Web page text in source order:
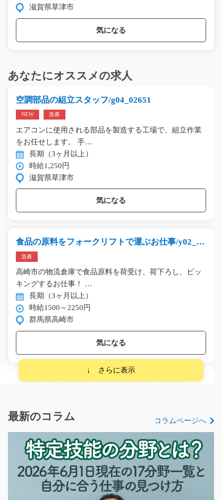
滋賀県草津市
気になる
あなたにオススメの求人
空調部品の組立スタッフ/g04_02651
NEW 急募
エアコンに使用される部品を製造する工場で、組立作業
をお任せします。 手…
長期（3ヶ月以上）
時給1,250円
滋賀県草津市
気になる
食品の原料をフォークリフトで運ぶお仕事/y02_01
438
急募
高崎市の物流倉庫で食品原料を荷受け、荷下ろし、ピッ
キングするお仕事！ …
長期（3ヶ月以上）
時給1500～2250円
群馬県高崎市
気になる
温度センサーの組立・加工STAFF/i02_01404
行うお仕事～ 扱う…
時給1300円
大阪府高槻市
気になる
最新のコラム コラムページへ